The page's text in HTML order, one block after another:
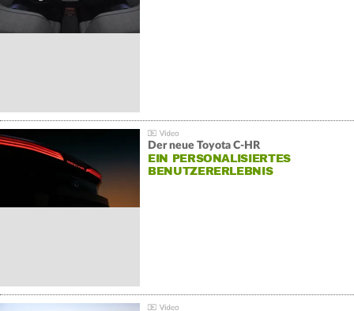
Der neue Toyota C-HR
EIN PERSONALISIERTES
BENUTZERERLEBNIS